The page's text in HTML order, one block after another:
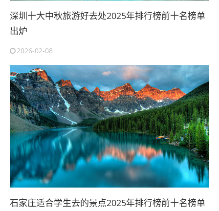
深圳十大中秋旅游好去处2025年排行榜前十名榜单
出炉
2026-02-08
石家庄适合学生去的景点2025年排行榜前十名榜单